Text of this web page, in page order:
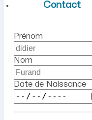
Contact
Prénom
Nom
Date de Naissance